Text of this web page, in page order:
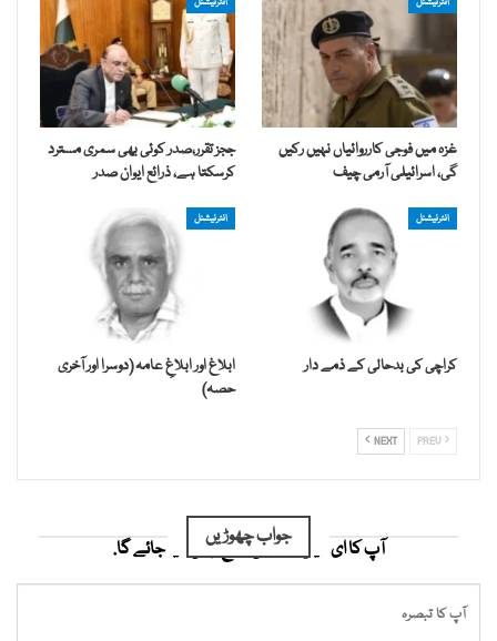
غزہ میں فوجی کارروائیاں نہیں رکیں
گی، اسرائیلی آرمی چیف
ججز تقرر،صدر کوئی بھی سمری مسترد
کرسکتا ہے، ذرائع ایوان صدر
انٹرنیشنل
کراچی کی بدحالی کے ذمے دار
انٹرنیشنل
ابلاغ اور ابلاغِ عامہ (دوسرا اور آخری
حصہ)
NEXT
جواب چھوڑیں
آپ کا ای میل ایڈریس شائع نہیں کیا جائے گا.